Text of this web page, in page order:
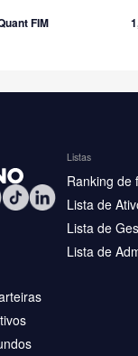
FIM
Listas
Ranking de
Lista de
Lista de
Lista de